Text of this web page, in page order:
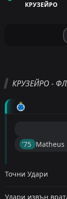
КРУЗЕЙРО
КРУЗЕЙРО -
'75 ︎ Matheus
Точни Удари
Удари извън